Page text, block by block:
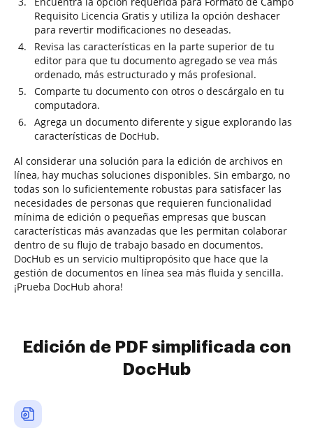
Requisito Licencia Gratis y utiliza la opción deshacer
para revertir modificaciones no deseadas.
Revisa las características en la parte superior de tu
editor para que tu documento agregado se vea más
ordenado, más estructurado y más profesional.
Comparte tu documento con otros o descárgalo en tu
computadora.
Agrega un documento diferente y sigue explorando las
características de DocHub.
Al considerar una solución para la edición de archivos en
línea, hay muchas soluciones disponibles. Sin embargo, no
todas son lo suficientemente robustas para satisfacer las
necesidades de personas que requieren funcionalidad
mínima de edición o pequeñas empresas que buscan
características más avanzadas que les permitan colaborar
dentro de su flujo de trabajo basado en documentos.
DocHub es un servicio multipropósito que hace que la
gestión de documentos en línea sea más fluida y sencilla.
¡Prueba DocHub ahora!
Edición de PDF simplificada con
DocHub